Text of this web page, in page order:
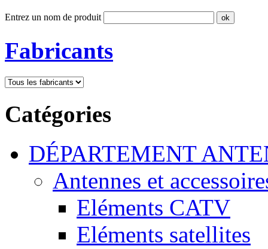
Entrez un nom de produit
Fabricants
Catégories
DÉPARTEMENT
Antennes et
Eléments CATV
Eléments satellites